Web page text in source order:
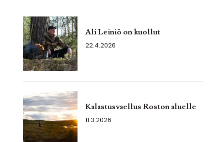
Ali Leiniö on kuollut
22.4.2026
Kalastusvaellus Roston aluelle
11.3.2026